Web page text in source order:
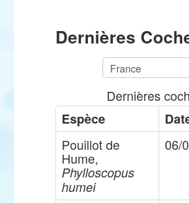
Dernières
Dernières
Espèce
Pouillot de
Hume,
Phylloscopus
humei
06/